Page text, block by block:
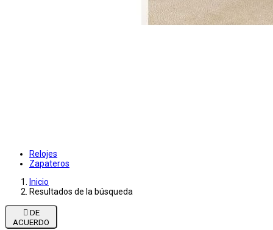
Relojes
Zapateros
Inicio
Resultados de la búsqueda

ACUERDO